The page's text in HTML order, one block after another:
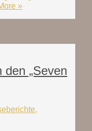
»
den „Seven
,